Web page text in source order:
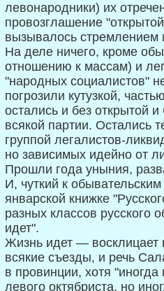
левонародники) их
провозглашение
вызывалось стремлением
На деле ничего, кроме
отношению к массам) и
"народных социалистов"
погрозили кутузкой,
остались и без открытой
всякой партии. Остались
группой легалистов-
но за­висимых идейно от
Прошли года уныния,
И, чуткий к
январской книжке
разных классов
идет".
Жизнь идет — восклицает
всякие съезды, и речь
в провинции, хотя "ино­гда
левого октябриста, но